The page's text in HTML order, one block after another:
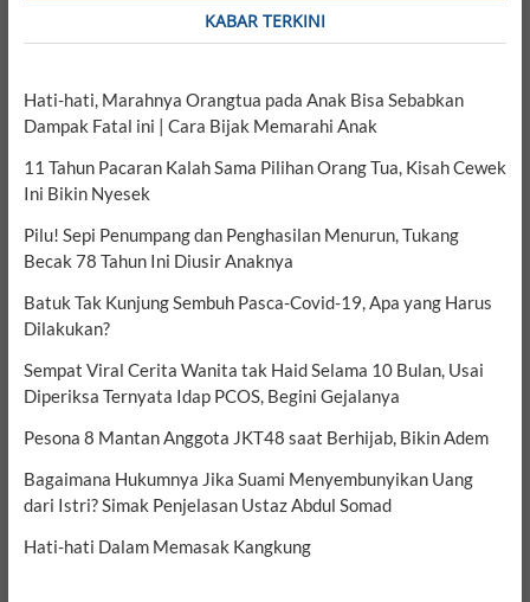
KABAR TERKINI
Hati-hati, Marahnya Orangtua pada Anak Bisa Sebabkan
Dampak Fatal ini | Cara Bijak Memarahi Anak
11 Tahun Pacaran Kalah Sama Pilihan Orang Tua, Kisah Cewek
Ini Bikin Nyesek
Pilu! Sepi Penumpang dan Penghasilan Menurun, Tukang
Becak 78 Tahun Ini Diusir Anaknya
Batuk Tak Kunjung Sembuh Pasca-Covid-19, Apa yang Harus
Dilakukan?
Sempat Viral Cerita Wanita tak Haid Selama 10 Bulan, Usai
Diperiksa Ternyata Idap PCOS, Begini Gejalanya
Pesona 8 Mantan Anggota JKT48 saat Berhijab, Bikin Adem
Bagaimana Hukumnya Jika Suami Menyembunyikan Uang
dari Istri? Simak Penjelasan Ustaz Abdul Somad
Hati-hati Dalam Memasak Kangkung